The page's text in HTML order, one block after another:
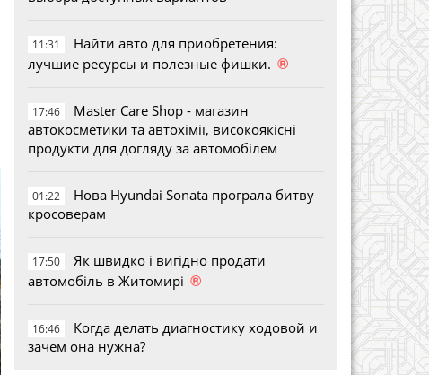
11:31
Найти авто для приобретения:
лучшие ресурсы и полезные фишки. ®
17:46
Master Care Shop - магазин
автокосметики та автохімії, високоякісні
продукти для догляду за автомобілем
01:22
Нова Hyundai Sonata програла битву
кросоверам
17:50
Як швидко і вигідно продати
автомобіль в Житомирі ®
16:46
Когда делать диагностику ходовой и
зачем она нужна?